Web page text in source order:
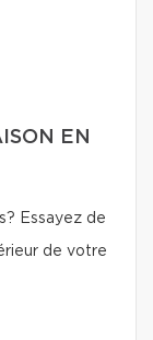
EN
Essayez de
de votre